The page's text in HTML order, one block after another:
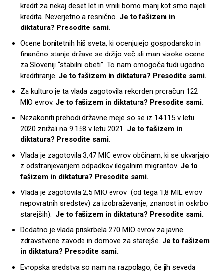
kredit za nekaj deset let in vrnili bomo manj kot smo najeli
kredita. Neverjetno a resnično. Je to fašizem in
diktatura? Presodite sami.
Ocene bonitetnih hiš sveta, ki ocenjujejo gospodarsko in
finančno stanje države se držijo več ali man visoke ocene
za Sloveniji “stabilni obeti”. To nam omogoča tudi ugodno
kreditiranje. Je to fašizem in diktatura? Presodite sami.
Za kulturo je ta vlada zagotovila rekorden proračun 122
MIO evrov. Je to fašizem in diktatura? Presodite sami.
Nezakoniti prehodi državne meje so se iz 14.115 v letu
2020 znižali na 9.158 v letu 2021. Je to fašizem in
diktatura? Presodite sami.
Vlada je zagotovila 3,47 MIO evrov občinam, ki se ukvarjajo
z odstranjevanjem odpadkov ilegalnim migrantov. Je to
fašizem in diktatura? Presodite sami.
Vlada je zagotovila 2,5 MIO evrov (od tega 1,8 MIL evrov
nepovratnih sredstev) za izobraževanje, znanost in oskrbo
starejših). Je to fašizem in diktatura? Presodite sami.
Dodatno je vlada priskrbela 270 MIO evrov za javne
zdravstvene zavode in domove za starejše. Je to fašizem
in diktatura? Presodite sami.
Evropska sredstva so nam na razpolago, če jih seveda